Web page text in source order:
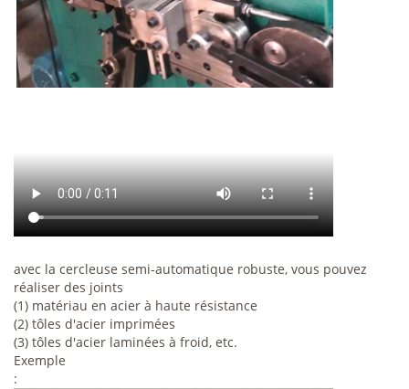
avec la cercleuse semi-automatique robuste, vous pouvez
réaliser des joints
(1) matériau en acier à haute résistance
(2) tôles d'acier imprimées
(3) tôles d'acier laminées à froid, etc.
Exemple
: